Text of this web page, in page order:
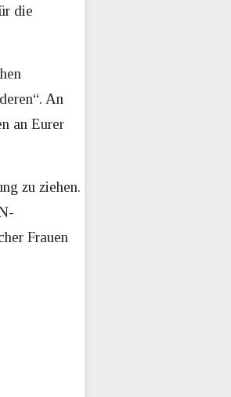
die
An
an Eurer
zu ziehen.
Frauen